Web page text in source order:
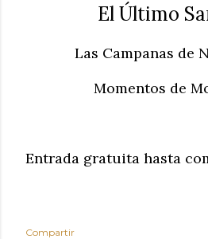
El Último
Las Campanas de
Momentos de
Entrada gratuita hasta
Compartir